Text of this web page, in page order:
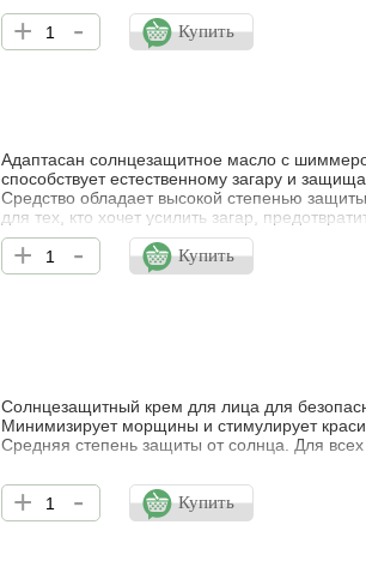
+ - Купить
Адаптасан солнцезащитное масло с
способствует естественному загару и
Средство обладает высокой степенью
для тех, кто хочет усилить загар,
добавить коже сияния.
+ - Купить
Солнцезащитный крем для лица для
Минимизирует морщины и стимулирует
Средняя степень защиты от солнца. Для всех
+ - Купить